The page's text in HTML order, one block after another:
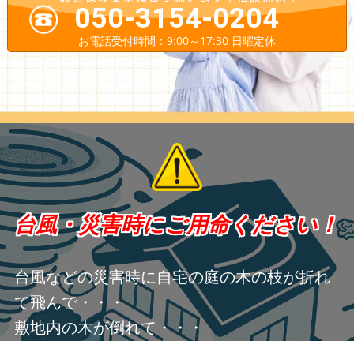
050-3154-0204
お電話受付時間：9:00～17:30 日曜定休
台風・災害時にご用命ください！
台風などの災害時に自宅の庭の木の枝が折れ
て飛んで・・・
敷地内の木が倒れて・・・